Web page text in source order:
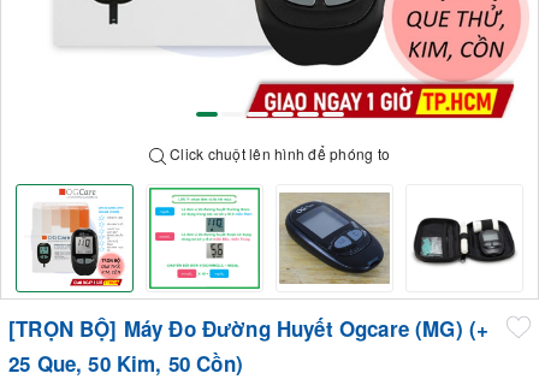
Click chuột lên hình để phóng to
[TRỌN BỘ] Máy Đo Đường Huyết Ogcare (MG) (+
25 Que, 50 Kim, 50 Cồn)